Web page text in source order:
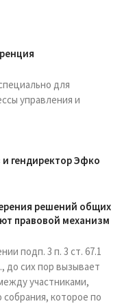
для
управления и
гендиректор Эфко
решений общих
правовой механизм
подп. 3 п. 3 ст. 67.1
до сих пор вызывает
участниками,
которое по